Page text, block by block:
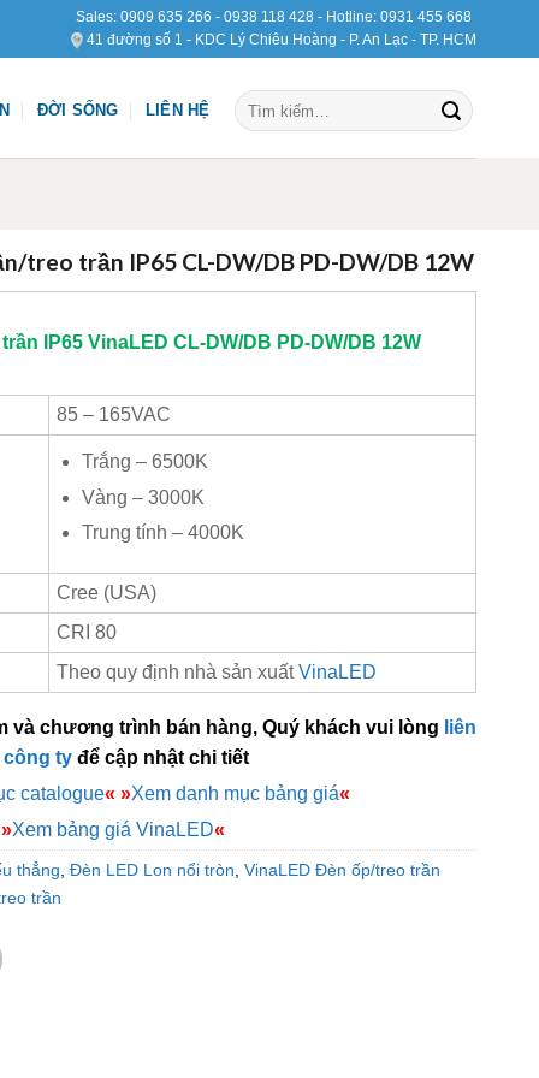
Sales: 0909 635 266 - 0938 118 428 - Hotline: 0931 455 668
41 đường số 1 - KDC Lý Chiêu Hoàng - P. An Lạc - TP. HCM
ĐỜI SỐNG LIÊN HỆ
Tìm
kiếm:
treo trần IP65 CL-DW/DB PD-DW/DB 12W
IP65 VinaLED CL-DW/DB PD-DW/DB 12W
85 – 165VAC
Trắng – 6500K
Vàng – 3000K
Trung tính – 4000K
Cree (USA)
CRI 80
Theo quy định nhà sản xuấtVinaLED
và chương trình bán hàng, Quý khách vui lòng liên
công ty để cập nhật chi tiết
catalogue« »Xem danh mục bảng giá«
»Xem bảng giá VinaLED«
thẳng, Đèn LED Lon nổi tròn, VinaLED Đèn ốp/treo trần
trần